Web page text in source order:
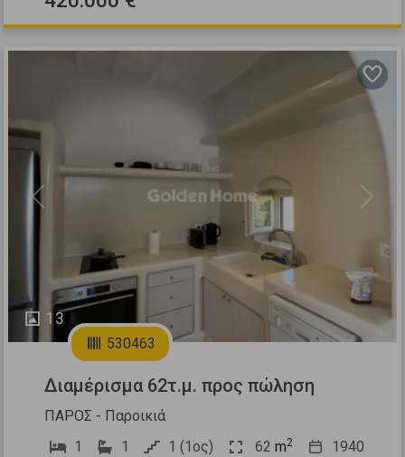
13
Previous Next
530463
Διαμέρισμα 62τ.μ. προς πώληση
ΠΑΡΟΣ - Παροικιά
1
1 1 (1ος) 62 m2 1940